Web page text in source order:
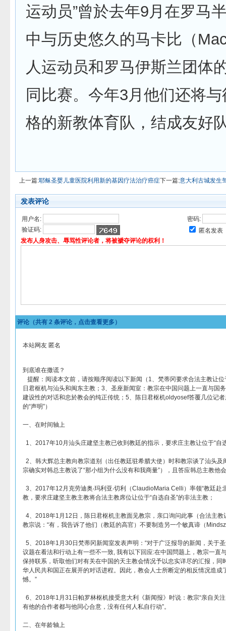
运动员”曾於去年9月在罗马
中与历史悠久的马卡比（
人运动员和罗马伊斯兰团体
同比赛。今年3月他们还将
格的新教体育队，结成友好
上一篇:耶稣圣婴儿童医院利用新的基因疗法治疗癌症下一篇:意大利古城发生
发表评论
用户名:
密码:
验证码:
匿名发表
发布人身攻击、辱骂性评论者，将被褫夺评论的权利！
评论（共有 2 条评论，点击查看更多）
本站网友 匿名
到底谁在撒谎？
提醒：阅读本文前，请按顺序阅读以下新闻（1、梵蒂冈要求合法主教让位
日君枢机与汕头和闽东主教；3、圣座新闻室：教宗在中国问题上一直与国
建设性的对话和忠於教会的纯正传统；5、陈日君枢机oldyosef答覆几位记
的“声明”）
一、在时间轴上
1、2017年10月汕头庄建坚主教已收到教廷的指示，要求庄主教让位于“自
2、韩大辉总主教向教宗道别（出任教廷驻希腊大使）时和教宗谈了汕头及
宗确实对韩总主教说了“那小组为什么没有和我商量”），且答应韩总主教他
3、2017年12月克劳迪奥‧玛利亚‧切利（ClaudioMaria Celli）率领“教廷赴
教，要求庄建坚主教主教将合法主教席位让位于“自选自圣”的非法主教；
4、2018年1月12日，陈日君枢机主教面见教宗，亲口询问此事（合法主教
教宗说：“有，我告诉了他们（教廷的高官）不要制造另一个敏真谛（
5、2018年1月30日梵蒂冈新闻室发表声明：“对于广泛报导的新闻，关于
议题在看法和行动上有一些不一致, 我有以下回应:在中国問题上，教宗一直
保持联系，听取他们对有关在中国的天主教会情况予以忠实详尽的汇报，同
华人民共和国正在展开的对话进程。因此，教会人士所断定的相反情况造成
憾。”
6、2018年1月31日帕罗林枢机接受意大利《新闻报》时说：教宗“亲自关
有他的合作者都与他同心合意，没有任何人私自行动”。
二、在年龄轴上